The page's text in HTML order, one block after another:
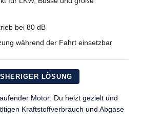
bei 80 dB
während der Fahrt einsetzbar
LÖSUNG
Motor: Du heizt gezielt und
Kraftstoffverbrauch und Abgase